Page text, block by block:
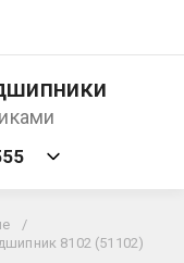
/
8102 (51102)